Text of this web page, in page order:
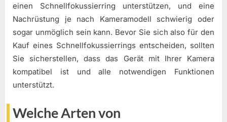
einen Schnellfokussierring unterstützen, und eine
Nachrüstung je nach Kameramodell schwierig oder
sogar unmöglich sein kann. Bevor Sie sich also für den
Kauf eines Schnellfokussierrings entscheiden, sollten
Sie sicherstellen, dass das Gerät mit Ihrer Kamera
kompatibel ist und alle notwendigen Funktionen
unterstützt.
Welche Arten von